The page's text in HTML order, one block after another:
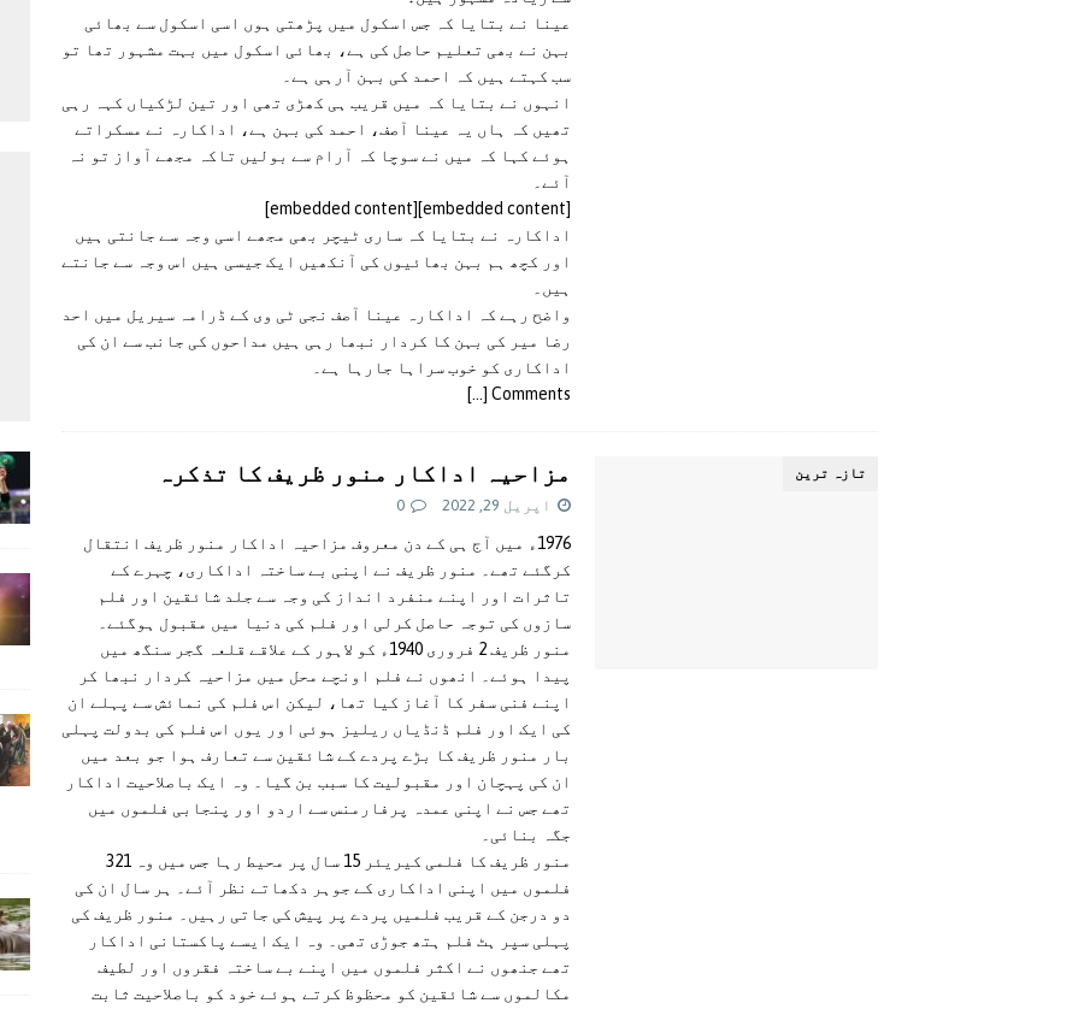
عینا نے بتایا کہ جس اسکول میں پڑھتی ہوں اسی اسکول سے بھائی
بہن نے بھی تعلیم حاصل کی ہے، بھائی اسکول میں بہت مشہور تھا تو
سب کہتے ہیں کہ احمد کی بہن آرہی ہے۔
انہوں نے بتایا کہ میں قریب ہی کھڑی تھی اور تین لڑکیاں کہہ رہی
تھیں کہ ہاں یہ عینا آصف، احمد کی بہن ہے، اداکارہ نے مسکراتے
ہوئے کہا کہ میں نے سوچا کہ آرام سے بولیں تاکہ مجھے آواز تو نہ
آئے۔
[embedded content][embedded content]
اداکارہ نے بتایا کہ ساری ٹیچر بھی مجھے اسی وجہ سے جانتی ہیں
اور کچھ ہم بہن بھائیوں کی آنکھیں ایک جیسی ہیں اس وجہ سے جانتے
ہیں۔
واضح رہے کہ اداکارہ عینا آصف نجی ٹی وی کے ڈرامہ سیریل میں احد
رضا میر کی بہن کا کردار نبھا رہی ہیں مداحوں کی جانب سے ان کی
اداکاری کو خوب سراہا جارہا ہے۔
Comments
[…]
تازہ ترين مزاحیہ اداکار منور ظریف کا تذکرہ
اپریل 29, 2022 0
1976ء میں آج ہی کے دن معروف مزاحیہ اداکار منور ظریف انتقال
کرگئے تھے۔ منور ظریف نے اپنی بے ساختہ اداکاری، چہرے کے
تاثرات اور اپنے منفرد انداز کی وجہ سے جلد شائقین اور فلم
سازوں کی توجہ حاصل کرلی اور فلم کی دنیا میں مقبول ہوگئے۔
منور ظریف 2 فروری 1940ء کو لاہور کے علاقے قلعہ گجر سنگھ میں
پیدا ہوئے۔ انھوں نے فلم اونچے محل میں مزاحیہ کردار نبھا کر
اپنے فنی سفر کا آغاز کیا تھا، لیکن اس فلم کی نمائش سے پہلے ان
کی ایک اور فلم ڈنڈیاں ریلیز ہوئی اور یوں اس فلم کی بدولت پہلی
بار منور‌ ظریف کا بڑے پردے کے شائقین سے تعارف ہوا جو بعد میں‌
ان کی پہچان اور مقبولیت کا سبب بن گیا۔ وہ ایک باصلاحیت اداکار
تھے جس نے اپنی عمدہ پرفارمنس سے اردو اور پنجابی فلموں میں
جگہ بنائی۔
منور ظریف کا فلمی کیریئر 15 سال پر محیط رہا جس میں وہ 321
فلموں میں اپنی اداکاری کے جوہر دکھاتے نظر آئے۔ ہر سال ان کی
دو درجن کے قریب فلمیں پردے پر پیش کی جاتی رہیں۔ منور ظریف کی
پہلی سپر ہٹ فلم ہتھ جوڑی تھی۔ وہ ایک ایسے پاکستانی اداکار
تھے جنھوں‌ نے اکثر فلموں میں اپنے بے ساختہ فقروں اور لطیف
مکالموں سے شائقین کو محظوظ کرتے ہوئے خود کو باصلاحیت ثابت